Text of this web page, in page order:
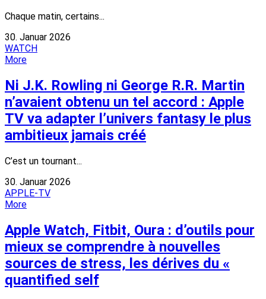
Chaque matin, certains...
30. Januar 2026
WATCH
More
Ni J.K. Rowling ni George R.R. Martin
n’avaient obtenu un tel accord : Apple
TV va adapter l’univers fantasy le plus
ambitieux jamais créé
C’est un tournant...
30. Januar 2026
APPLE-TV
More
Apple Watch, Fitbit, Oura : d’outils pour
mieux se comprendre à nouvelles
sources de stress, les dérives du «
quantified self